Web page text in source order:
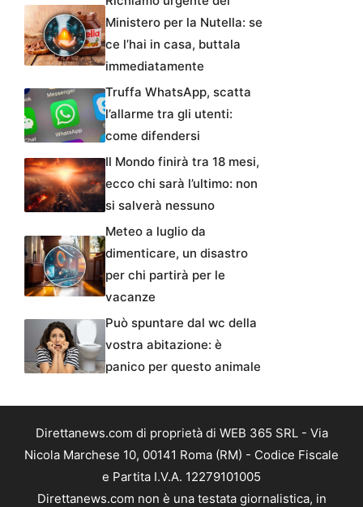
Ministero per la Nutella: se
ce l’hai in casa, buttala
immediatamente
Truffa WhatsApp, scatta
l’allarme tra gli utenti:
come difendersi
Il Mondo finirà tra 18 mesi,
ecco chi sarà l’ultimo: non
si salverà nessuno
Meteo a luglio da
dimenticare, un disastro
per chi partirà per le
vacanze
Può spuntare dal wc della
vostra abitazione: è
panico per questo animale
Direttanews.com di proprietà di WEB 365 SRL - Via
Nicola Marchese 10, 00141 Roma (RM) - Codice Fiscale
e Partita I.V.A. 12279101005
Direttanews.com non è una testata giornalistica, in